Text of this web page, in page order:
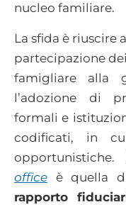
nucleo familiare.
La sfida è riuscire
partecipazione
famigliare alla
l’adozione di
formali e
codificati, in
office è quella
rapporto